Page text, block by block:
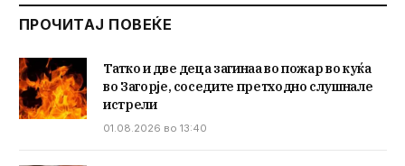
ПРОЧИТАЈ ПОВЕЌЕ
Татко и две деца загинаа во пожар во куќа
во Загорје, соседите претходно слушнале
истрели
01.08.2026 во 13:40